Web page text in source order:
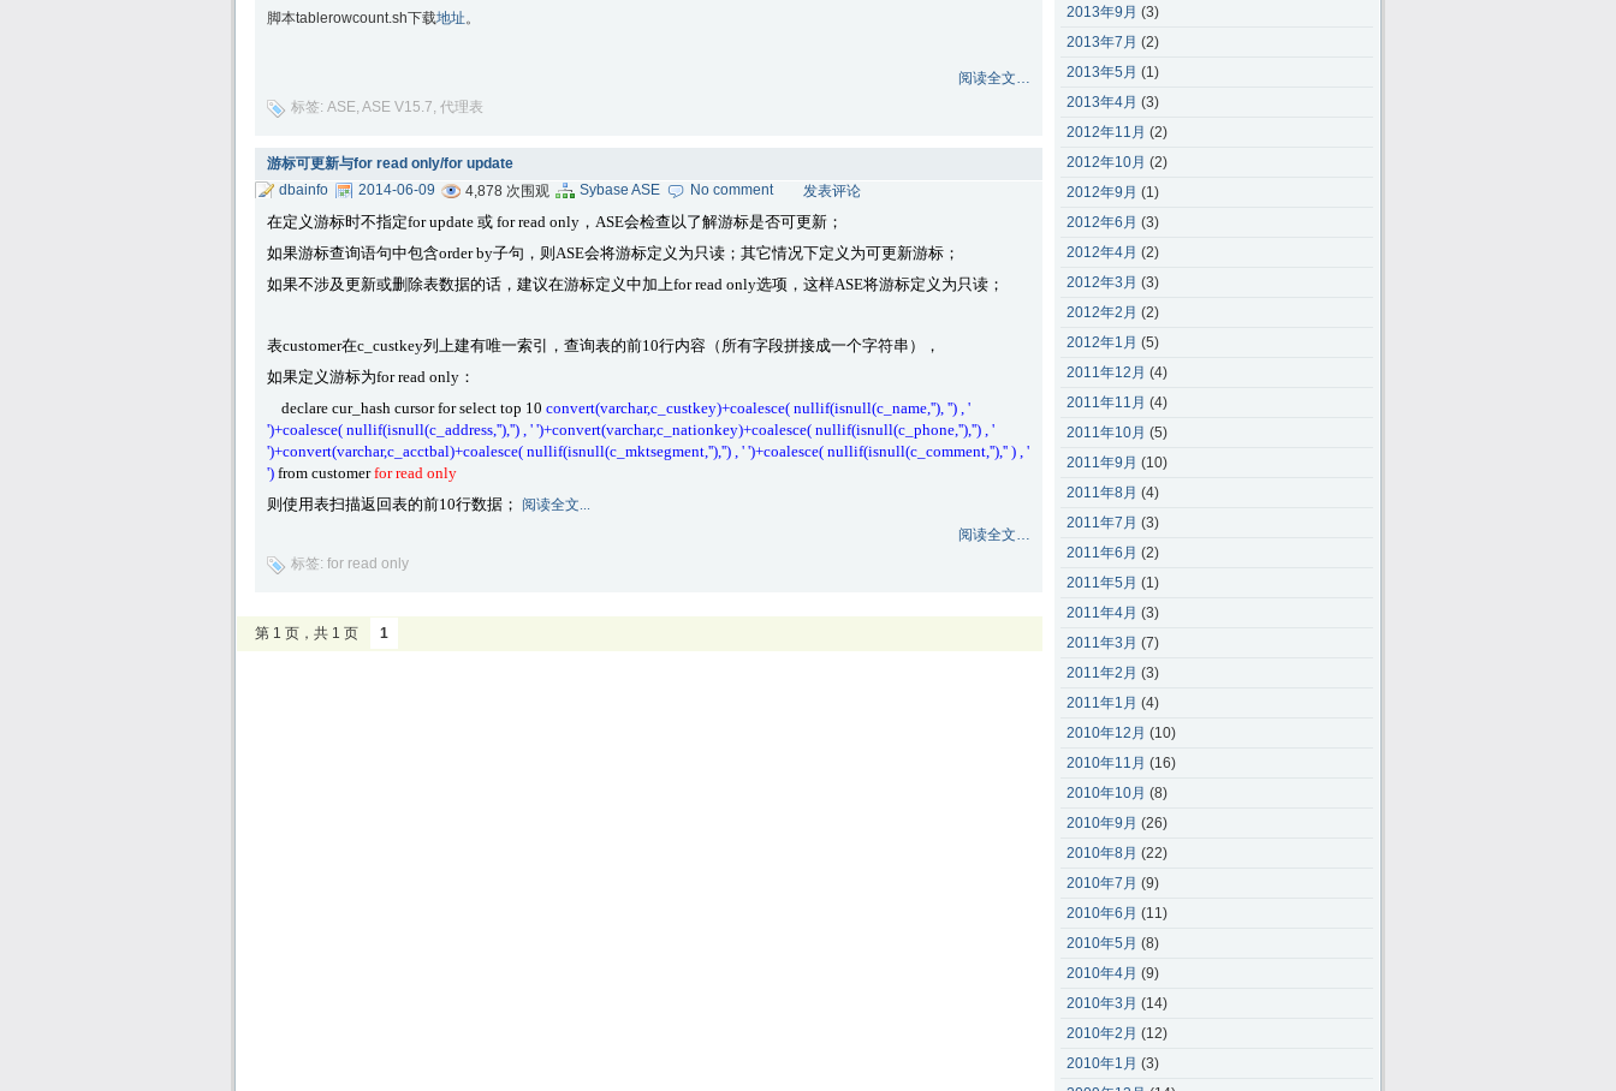
脚本tablerowcount.sh下载地址。
阅读全文…
标签: ASE, ASE V15.7, 代理表
游标可更新与for read only/for update
dbainfo
2014-06-09 4,878 次围观 Sybase ASE No comment 发表评论
在定义游标时不指定for update 或 for read only，ASE会检查以了解游标是否可更新；
如果游标查询语句中包含order by子句，则ASE会将游标定义为只读；其它情况下定义为可更新游标；
如果不涉及更新或删除表数据的话，建议在游标定义中加上for read only选项，这样ASE将游标定义为只读；
表customer在c_custkey列上建有唯一索引，查询表的前10行内容（所有字段拼接成一个字符串），
如果定义游标为for read only：
declare cur_hash cursor for select top 10 convert(varchar,c_custkey)+coalesce( nullif(isnull(c_name,''), '') , '
')+coalesce( nullif(isnull(c_address,''),'') , ' ')+convert(varchar,c_nationkey)+coalesce( nullif(isnull(c_phone,''),'') , '
')+convert(varchar,c_acctbal)+coalesce( nullif(isnull(c_mktsegment,''),'') , ' ')+coalesce( nullif(isnull(c_comment,''),'' ) , '
') from customerfor read only
则使用表扫描返回表的前10行数据；
阅读全文...
阅读全文…
标签: for read only
第 1 页，共 1 页 1
2013年9月 (3)
2013年7月 (2)
2013年5月 (1)
2013年4月 (3)
2012年11月 (2)
2012年10月 (2)
2012年9月 (1)
2012年6月 (3)
2012年4月 (2)
2012年3月 (3)
2012年2月 (2)
2012年1月 (5)
2011年12月 (4)
2011年11月 (4)
2011年10月 (5)
2011年9月 (10)
2011年8月 (4)
2011年7月 (3)
2011年6月 (2)
2011年5月 (1)
2011年4月 (3)
2011年3月 (7)
2011年2月 (3)
2011年1月 (4)
2010年12月 (10)
2010年11月 (16)
2010年10月 (8)
2010年9月 (26)
2010年8月 (22)
2010年7月 (9)
2010年6月 (11)
2010年5月 (8)
2010年4月 (9)
2010年3月 (14)
2010年2月 (12)
2010年1月 (3)